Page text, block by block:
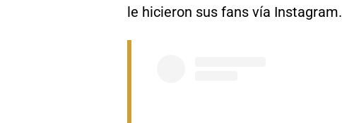
le hicieron sus fans vía Instagram.